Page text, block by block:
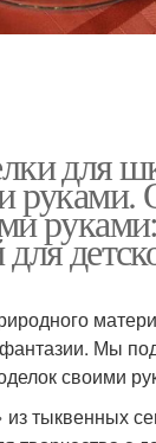
для
руками.
Мы
своими
тыквенных